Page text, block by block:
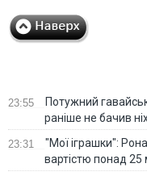
23:55
Потужний
раніше не бачив
23:31
"Мої іграшки":
вартістю понад 25